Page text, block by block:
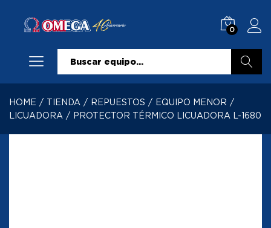
0
HOME / TIENDA / REPUESTOS / EQUIPO MENOR /
LICUADORA / PROTECTOR TÉRMICO LICUADORA L-1680